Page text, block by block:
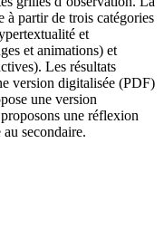
à partir de trois catégories
et
et animations) et
Les résultats
version digitalisée (PDF)
une version
une réflexion
secondaire.